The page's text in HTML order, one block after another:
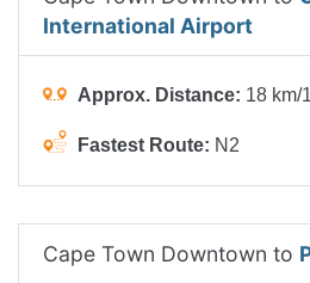
International Airport
Approx. Distance: 18 km/
Fastest Route: N2
Cape Town Downtown to